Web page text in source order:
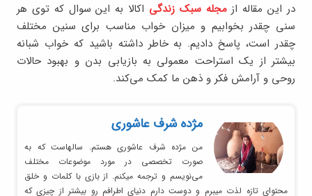
در این مقاله ازمجله سبک زندگی اکالا به این سوال که توی هر
سنی چقدر بخوابیم و میزان خواب مناسب برای سنین مختلف
چقدر است، پاسخ دادیم. به خاطر داشته باشید که خواب شبانه
بیشتر از یک استراحت معمولی به بازیابی بدن و بهبود حالات
روحی و آرامش فکر و ذهن ما کمک می‌کند.
مژده شرف عاشوری
من مژده شرف عاشوری هستم. سالهاست که به
صورت تخصصی در مورد موضوعات مختلف
می‌نویسم و ترجمه میکنم. از بازی با کلمات و خلق
محتوای تازه لذت میبرم و دوست دارم دنیای اطرافم رو بیشتر از چیزی که